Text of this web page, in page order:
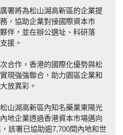
署將為松山湖高新區的企業提
，協助企業對接國際資本市
伴，並在辦公選址、科研落
援。
合作，香港的國際化優勢與松
現強強聯合，助力園區企業和
放異彩。
山湖高新區內知名藥業東陽光
地企業透過香港資本市場邁向
該署已協助逾7,700間內地和世